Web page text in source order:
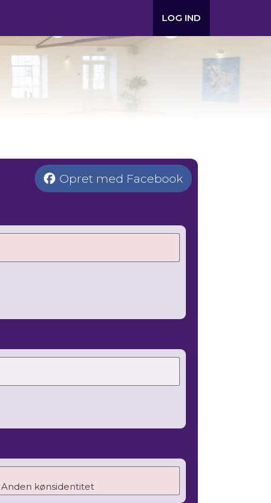
LOG IND
Opret med Facebook
Anden kønsidentitet